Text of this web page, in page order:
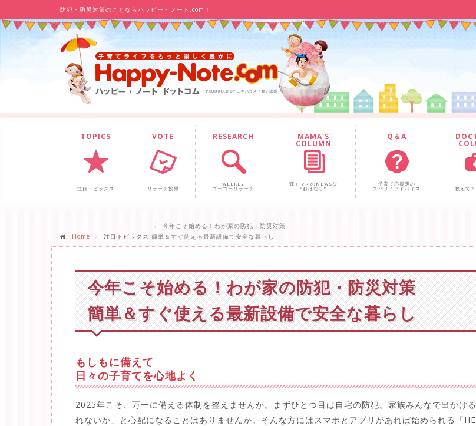
防犯・防災対策のことならハッピー・ノート.com！
TOPICS
注目トピックス
VOTE
リサーチ投票
RESEARCH
WEEKLY
ゴーゴーリサーチ
MAMA'S
COLUMN
輝くママのNEWSな
“おはなし”
Q＆A
子育て応援隊の
ズバリ！アドバイス 教えて
Home 注目トピックス
今年こそ始める！わが家の防犯・防災対策
簡単＆すぐ使える最新設備で安全な暮らし
今年こそ始める！わが家の防犯・防災対策
簡単＆すぐ使える最新設備で安全な暮らし
もしもに備えて
日々の子育てを心地よく
2025年こそ、万一に備える体制を整えませんか。まずひとつ目は自宅の防犯。家族みんなで出かけ
れないか」と心配になることはありませんか。そんな方にはスマホとアプリがあれば始められる「